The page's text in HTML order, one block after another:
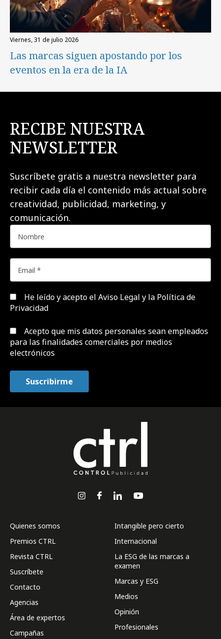
viernes, 31 de julio 2026
Las marcas siguen apostando por los
eventos en la era de la IA
RECIBE NUESTRA
NEWSLETTER
Suscríbete gratis a nuestra newsletter para
recibir cada día el contenido más actual sobre
creatividad, publicidad, marketing, y
comunicación.
He leído y acepto el Aviso Legal y la Política de
Privacidad
Acepto que mis datos personales sean empleados
para las finalidades comerciales por medios
electrónicos
Quienes somos
Premios CTRL
Revista CTRL
Suscríbete
Contacto
Agencias
Área de expertos
Campañas
Intangible pero cierto
Internacional
La ESG de las marcas a
examen
Marcas y ESG
Medios
Opinión
Profesionales